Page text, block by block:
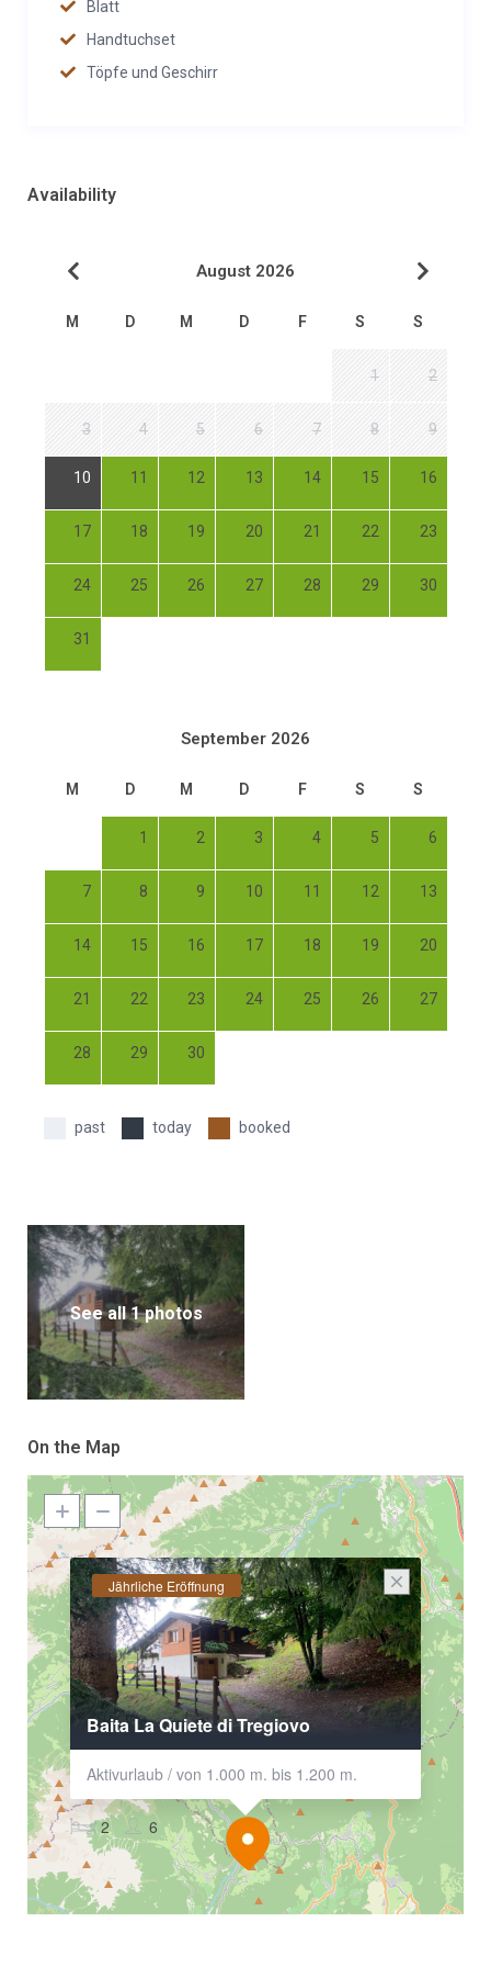
Blatt
Handtuchset
Töpfe und Geschirr
Availability
August 2026
M D M D F S S
1 2
3 4 5 6 7 8 9
10 11 12 13 14 15 16
17 18 19 20 21 22 23
24 25 26 27 28 29 30
31
September 2026
M D M D F S S
1 2 3 4 5 6
7 8 9 10 11 12 13
14 15 16 17 18 19 20
21 22 23 24 25 26 27
28 29 30
past today booked
See all 1 photos
On the Map
Jährliche Eröffnung
Baita La Quiete di Tregiovo
Aktivurlaub / von 1.000 m. bis 1.200 m.
6
2